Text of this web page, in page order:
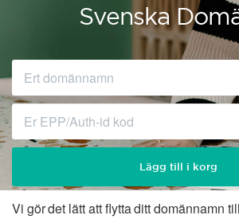
Svenska
Lägg till i korg
Vi gör det lätt att flytta ditt domännamn